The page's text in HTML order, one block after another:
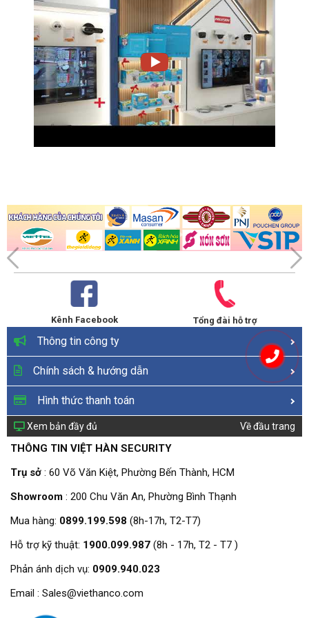
Face Detection
and non-motor vehicle driver;
extracts face image
Vehicle Plate Recognition
Recognizes license plates in
Russian
Vehicle Type Recognition
Vehicle head mode: Coach bus,
minibus, SUV, MPV,
pickup, heavy truck, medium
truck, van, light truck
Vehicle tail mode: SUV, car, van,
purple, brown, silver gray
Motor Vehicle Violation
Snapshot
ANPR mode: Wrong-way
driving, overspeed,
underspeed, disobey lane
solid line, cross yellow solid line,
illegal lane change,
video speed measurement;
E-Police: Run a red light, wrong-
way driving, cross white
solid line, cross yellow solid line,
disobey lane direction
sign, disobey direction arrow,
supported by side-installation
camera), cross stop line, not
yield to pedestrians going
vehicles without plate,
the camera can only detect
violations of running a red
light and wrong-way driving);
Mode of yielding to pedestrians:
Supports capturing
pedestrians
Kênh Facebook Tổng đài hỗ trợ
Thông tin công ty
Chính sách & hướng dẫn
Hình thức thanh toán
Xem bản đầy đủ Về đầu trang
THÔNG TIN VIỆT HÀN SECURITY
Trụ sở : 60 Võ Văn Kiệt, Phường Bến Thành, HCM
Showroom : 200 Chu Văn An, Phường Bình Thạnh
Mua hàng: 0899.199.598 (8h-17h, T2-T7)
Hỗ trợ kỹ thuật: 1900.099.987 (8h - 17h, T2 - T7 )
Phản ánh dịch vụ: 0909.940.023
Email : Sales@viethanco.com